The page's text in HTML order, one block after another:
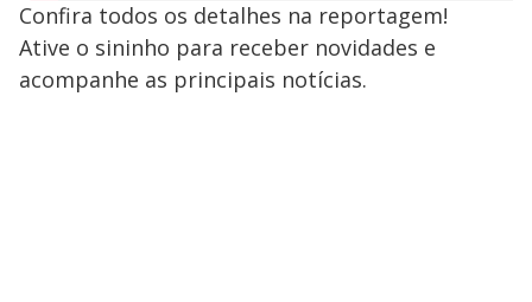
Confira todos os detalhes na reportagem!
Ative o sininho para receber novidades e
acompanhe as principais notícias.